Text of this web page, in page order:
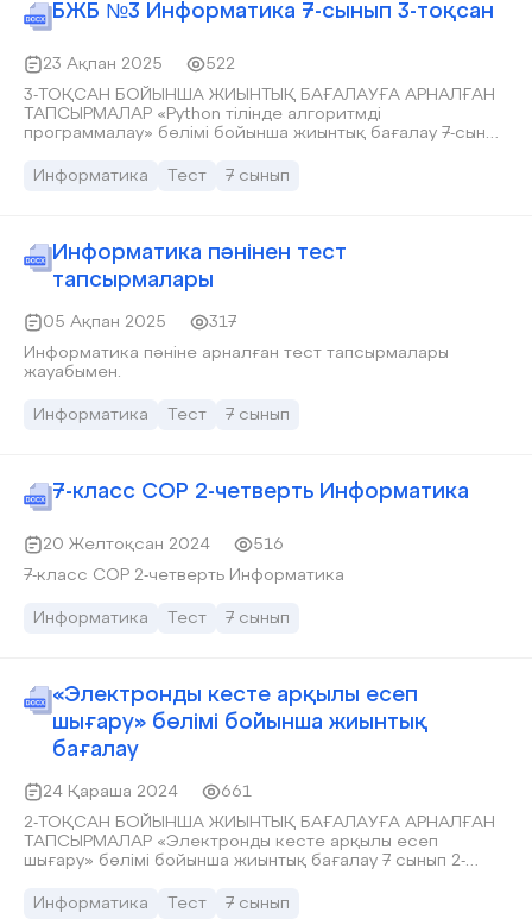
БЖБ №3 Информатика 7-сынып 3-тоқсан
23 Ақпан 2025
522
3-ТОҚСАН БОЙЫНША ЖИЫНТЫҚ БАҒАЛАУҒА АРНАЛҒАН
ТАПСЫРМАЛАР «Python тілінде алгоритмді
программалау» бөлімі бойынша жиынтық бағалау 7-сынып
Информатика
Тест 7 сынып
Информатика пәнінен тест
тапсырмалары
05 Ақпан 2025
317
Информатика пәніне арналған тест тапсырмалары
жауабымен.
Информатика Тест 7 сынып
7-класс СОР 2-четверть Информатика
20 Желтоқсан 2024
516
7-класс СОР 2-четверть Информатика
Информатика Тест 7 сынып
«Электронды кесте арқылы есеп
шығару» бөлімі бойынша жиынтық
бағалау
24 Қараша 2024
661
2-ТОҚСАН БОЙЫНША ЖИЫНТЫҚ БАҒАЛАУҒА АРНАЛҒАН
ТАПСЫРМАЛАР «Электронды кесте арқылы есеп
шығару» бөлімі бойынша жиынтық бағалау 7 сынып 2-
критерийлері, дискрипторлары, жауап кілттері бар.
Информатика Тест 7 сынып